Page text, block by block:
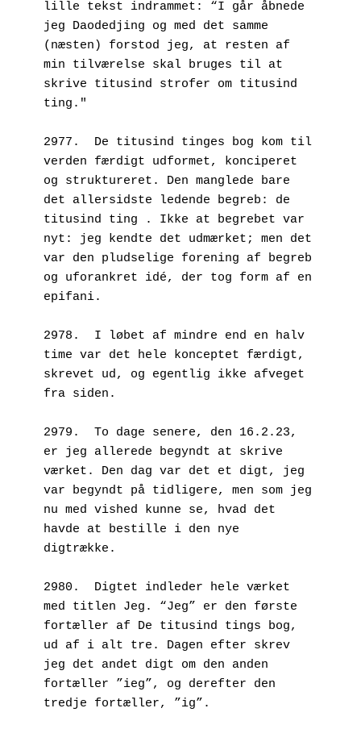
lille tekst indrammet: “I går åbnede
jeg Daodedjing og med det samme
(næsten) forstod jeg, at resten af
min tilværelse skal bruges til at
skrive titusind strofer om titusind
ting."
2977.  De titusind tinges bog kom til
verden færdigt udformet, konciperet
og struktureret. Den manglede bare
det allersidste ledende begreb: de
titusind ting . Ikke at begrebet var
nyt: jeg kendte det udmærket; men det
var den pludselige forening af begreb
og uforankret idé, der tog form af en
epifani.
2978.  I løbet af mindre end en halv
time var det hele konceptet færdigt,
skrevet ud, og egentlig ikke afveget
fra siden.
2979.  To dage senere, den 16.2.23,
er jeg allerede begyndt at skrive
værket. Den dag var det et digt, jeg
var begyndt på tidligere, men som jeg
nu med vished kunne se, hvad det
havde at bestille i den nye
digtrække.
2980.  Digtet indleder hele værket
med titlen Jeg. “Jeg” er den første
fortæller af De titusind tings bog,
ud af i alt tre. Dagen efter skrev
jeg det andet digt om den anden
fortæller ”ieg”, og derefter den
tredje fortæller, ”ig”.